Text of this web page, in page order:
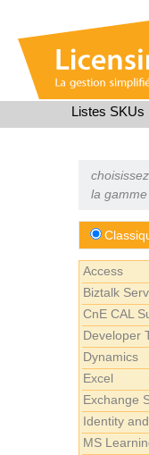
Listes SKUs
la
Access
Biztalk
CnE CAL
Developer
Dynamics
Excel
Exchange
Identity
MS